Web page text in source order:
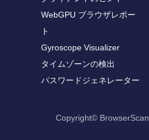
WebGPU ブラウザレポー
ト
Gyroscope Visualizer
タイムゾーンの検出
パスワードジェネレーター
Copyright© BrowserScan